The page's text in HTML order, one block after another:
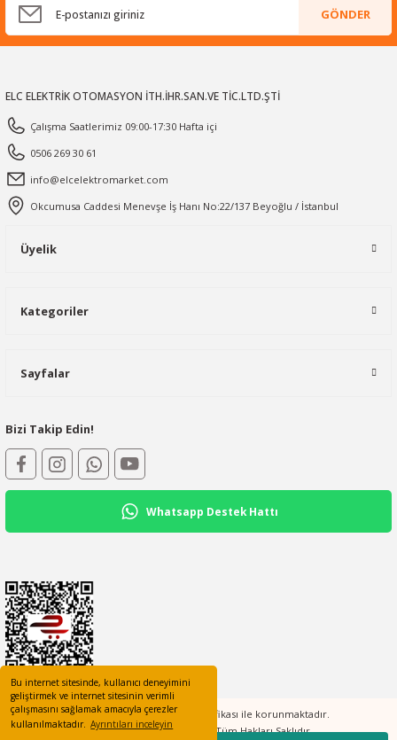
Bu internet sitesinde, kullanıcı deneyimini
geliştirmek ve internet sitesinin verimli
çalışmasını sağlamak amacıyla çerezler
kullanılmaktadır. Ayrıntıları inceleyin
GÖNDER
ELC ELEKTRİK OTOMASYON İTH.İHR.SAN.VE TİC.LTD.ŞTİ
Çalışma Saatlerimiz 09:00-17:30 Hafta içi
0506 269 30 61
info@elcelektromarket.com
Okcumusa Caddesi Menevşe İş Hanı No:22/137 Beyoğlu / İstanbul
Üyelik
Kategoriler
Sayfalar
Bizi Takip Edin!
Whatsapp Destek Hattı
Tüm bilgileriniz 256bit SSL Sertifikası ile korunmaktadır.
©2023 elcotomasyon.com Tüm Hakları Saklıdır